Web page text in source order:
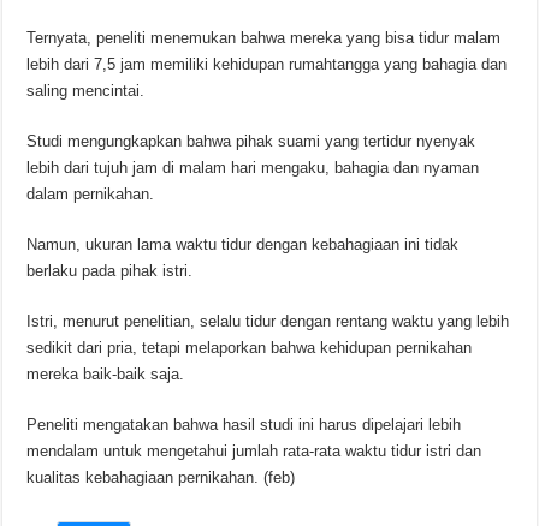
Ternyata, peneliti menemukan bahwa mereka yang bisa tidur malam
lebih dari 7,5 jam memiliki kehidupan rumahtangga yang bahagia dan
saling mencintai.
Studi mengungkapkan bahwa pihak suami yang tertidur nyenyak
lebih dari tujuh jam di malam hari mengaku, bahagia dan nyaman
dalam pernikahan.
Namun, ukuran lama waktu tidur dengan kebahagiaan ini tidak
berlaku pada pihak istri.
Istri, menurut penelitian, selalu tidur dengan rentang waktu yang lebih
sedikit dari pria, tetapi melaporkan bahwa kehidupan pernikahan
mereka baik-baik saja.
Peneliti mengatakan bahwa hasil studi ini harus dipelajari lebih
mendalam untuk mengetahui jumlah rata-rata waktu tidur istri dan
kualitas kebahagiaan pernikahan. (feb)